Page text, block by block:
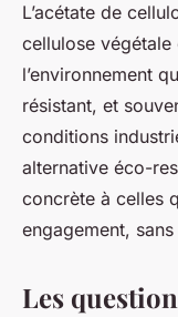
L’acétate de
cellulose
l’environnement
résistant, et
conditions
alternative éco-
concrète à celles
engagement,
Les